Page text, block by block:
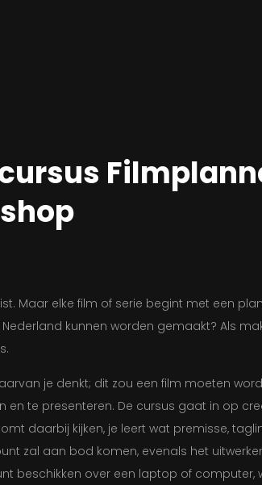
Maar elke film of serie begint met een
kunnen worden gemaakt? Als
je denkt; dit zou een film moeten
en te presenteren. De cursus gaat in op
daarbij kijken, je leert wat premisse,
zal aan bod komen, evenals het
beschikken over een laptop of computer,